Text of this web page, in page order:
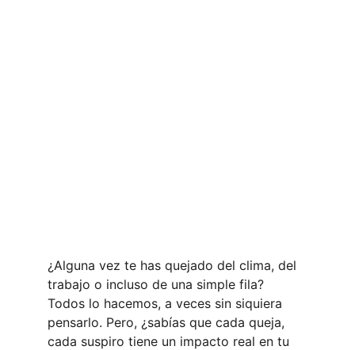
¿Alguna vez te has quejado del clima, del
trabajo o incluso de una simple fila?
Todos lo hacemos, a veces sin siquiera
pensarlo. Pero, ¿sabías que cada queja,
cada suspiro tiene un impacto real en tu